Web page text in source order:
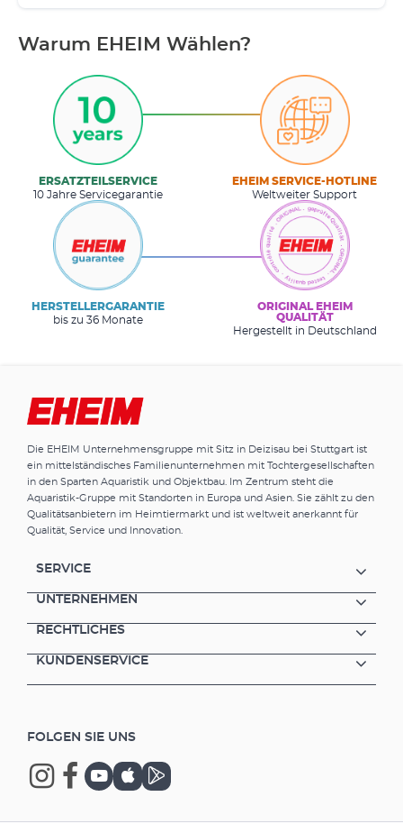
Warum EHEIM Wählen?
ERSATZTEILSERVICE
10 Jahre Servicegarantie
EHEIM SERVICE-HOTLINE
Weltweiter Support
HERSTELLERGARANTIE
bis zu 36 Monate
ORIGINAL EHEIM
QUALITÄT
Hergestellt in Deutschland
Die EHEIM Unternehmensgruppe mit Sitz in Deizisau bei Stuttgart ist
ein mittelständisches Familienunternehmen mit Tochtergesellschaften
in den Sparten Aquaristik und Objektbau. Im Zentrum steht die
Aquaristik-Gruppe mit Standorten in Europa und Asien. Sie zählt zu den
Qualitätsanbietern im Heimtiermarkt und ist weltweit anerkannt für
Qualität, Service und Innovation.
SERVICE
UNTERNEHMEN
RECHTLICHES
KUNDENSERVICE
FOLGEN SIE UNS